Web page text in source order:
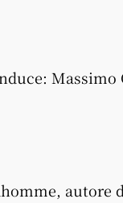
Massimo
autore